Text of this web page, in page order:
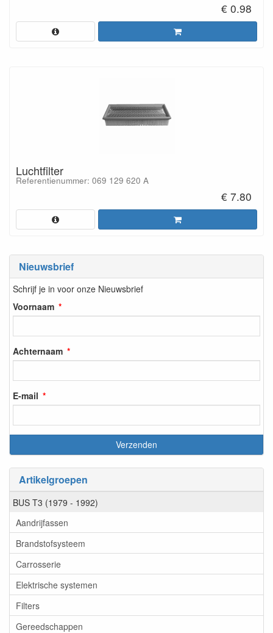
€ 0.98
Luchtfilter
Referentienummer: 069 129 620 A
€ 7.80
Nieuwsbrief
Schrijf je in voor onze Nieuwsbrief
Voornaam
Achternaam
E-mail
Artikelgroepen
BUS T3 (1979 - 1992)
Aandrijfassen
Brandstofsysteem
Carrosserie
Elektrische systemen
Filters
Gereedschappen